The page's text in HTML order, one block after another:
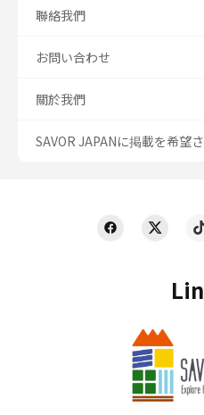
聯絡我們
お問い合わせ
關於我們
SAVOR JAPANに掲載を希望